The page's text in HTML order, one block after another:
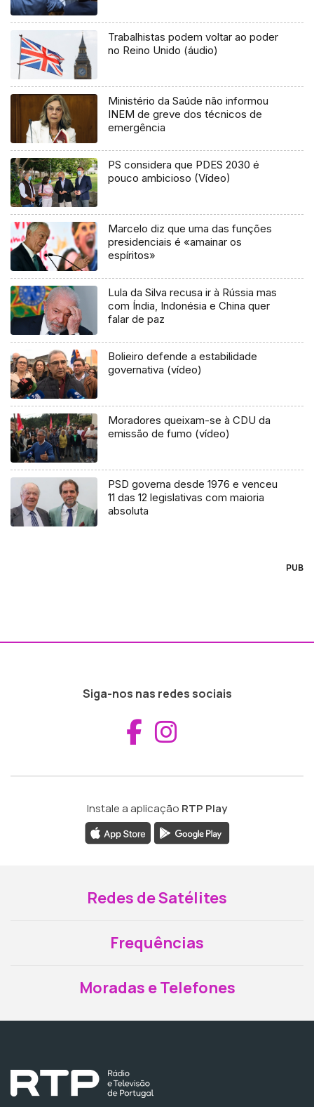
Trabalhistas podem voltar ao poder
no Reino Unido (áudio)
Ministério da Saúde não informou
INEM de greve dos técnicos de
emergência
PS considera que PDES 2030 é
pouco ambicioso (Vídeo)
Marcelo diz que uma das funções
presidenciais é «amainar os
espíritos»
Lula da Silva recusa ir à Rússia mas
com Índia, Indonésia e China quer
falar de paz
Bolieiro defende a estabilidade
governativa (vídeo)
Moradores queixam-se à CDU da
emissão de fumo (vídeo)
PSD governa desde 1976 e venceu
11 das 12 legislativas com maioria
absoluta
PUB
Siga-nos nas redes sociais
Aceder ao
Instale a aplicação RTP Play
Redes de Satélites
Frequências
Moradas e Telefones